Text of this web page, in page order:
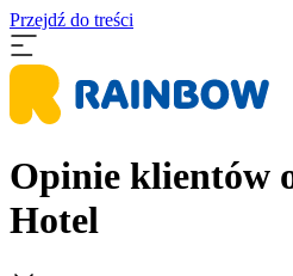
Przejdź do treści
Opinie klientów
Hotel